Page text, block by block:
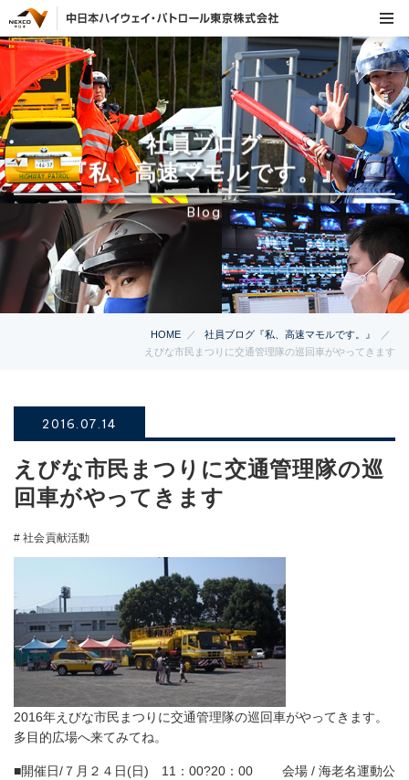
社員ブログ
『私、高速マモルです。』
Blog
HOME
社員ブログ『私、高速マモルです。』
えびな市民まつりに交通管理隊の巡回車がやってきます
2016.07.14
えびな市民まつりに交通管理隊の巡
回車がやってきます
# 社会貢献活動
2016年えびな市民まつりに交通管理隊の巡回車がやってきます。
多目的広場へ来てみてね。
■開催日/７月２４日(日) 11：00?20：00 会場 / 海老名運動公